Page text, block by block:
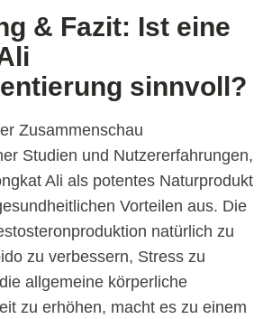
& Fazit: Ist eine
sinnvoll?
Zusammenschau
Studien und Nutzererfahrungen,
Ali als potentes Naturprodukt
Vorteilen aus. Die
natürlich zu
zu verbessern, Stress zu
allgemeine körperliche
zu erhöhen, macht es zu einem